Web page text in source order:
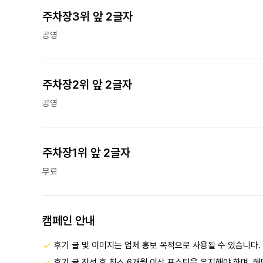
주차장3위 앞 2글자
공영
주차장2위 앞 2글자
공영
주차장1위 앞 2글자
무료
캠페인 안내
후기 글 및 이미지는 업체 홍보 목적으로 사용될 수 있습니다.